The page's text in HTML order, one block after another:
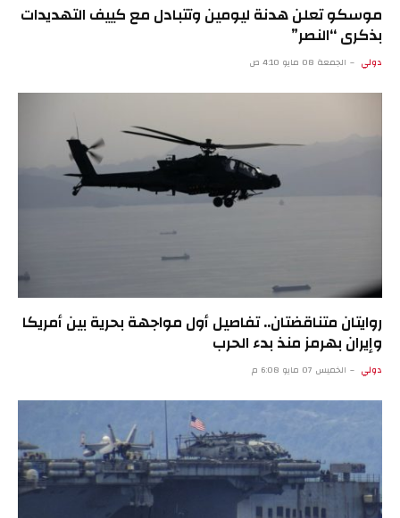
موسكو تعلن هدنة ليومين وتتبادل مع كييف التهديدات
بذكرى “النصر”
دولي الجمعة 08 مايو 4:10 ص
روايتان متناقضتان.. تفاصيل أول مواجهة بحرية بين أمريكا
وإيران بهرمز منذ بدء الحرب
دولي الخميس 07 مايو 6:08 م